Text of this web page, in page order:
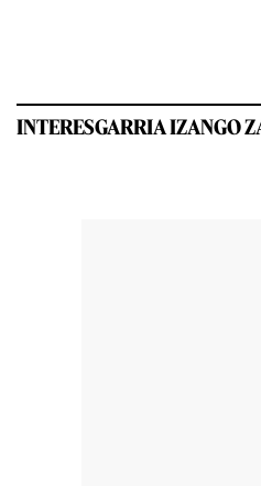
INTERESGARRIA IZANGO